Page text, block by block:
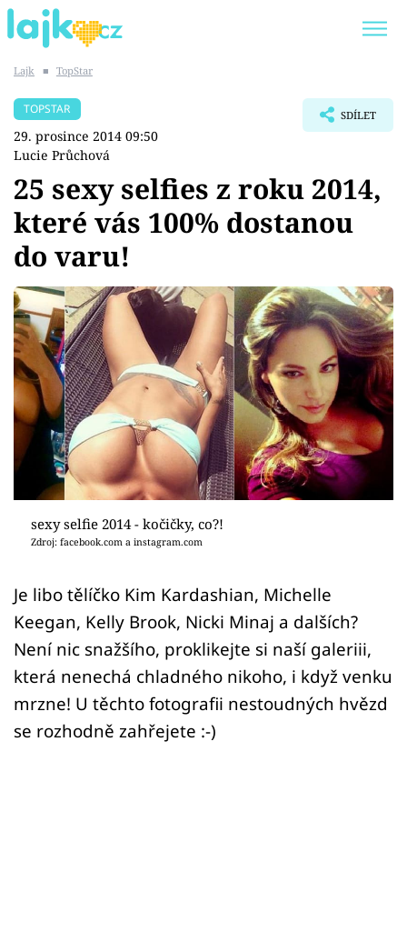
SHOPAHOLICADEL
Témata
Showbyznys
Youtubeři
Virály
Sex a vztahy
Videa
Sledujte prima+
Přihlášení
Sledujte nás
Lajk ■ TopStar
TOPSTAR
29. prosince 2014 09:50
Lucie Průchová
SDÍLET
25 sexy selfies z roku 2014,
které vás 100% dostanou
do varu!
sexy selfie 2014 - kočičky, co?!
Zdroj: facebook.com a instagram.com
Je libo tělíčko Kim Kardashian, Michelle
Keegan, Kelly Brook, Nicki Minaj a dalších?
Není nic snažšího, proklikejte si naší galeriii,
která nenechá chladného nikoho, i když venku
mrzne! U těchto fotografii nestoudných hvězd
se rozhodně zahřejete :-)